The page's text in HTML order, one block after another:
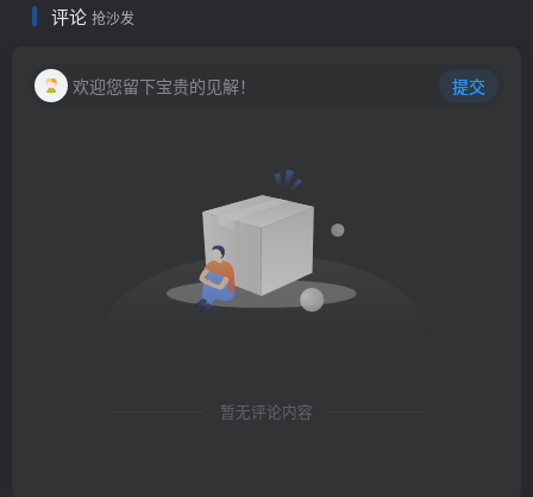
评论 抢沙发
欢迎您留下宝贵的见解！ 提交
暂无评论内容